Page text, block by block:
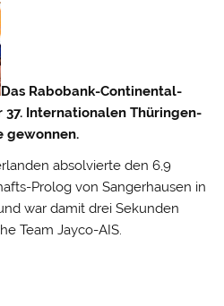
Das Rabobank-Continental-
Internationalen Thüringen-
gewonnen.
absolvierte den 6,9
Prolog von Sangerhausen in
war damit drei Sekunden
Team Jayco-AIS.